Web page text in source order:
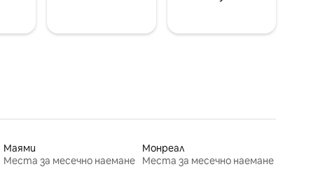
Маями
Места за месечно наемане
Монреал
Места за месечно наемане